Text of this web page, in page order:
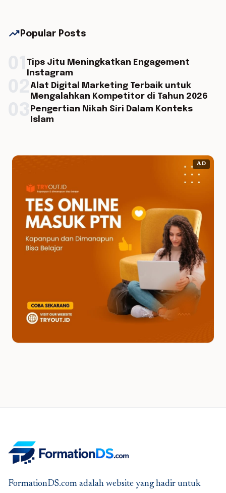
trending_up Popular Posts
Tips Jitu Meningkatkan Engagement
Instagram
Alat Digital Marketing Terbaik untuk
Mengalahkan Kompetitor di Tahun 2026
Pengertian Nikah Siri Dalam Konteks
Islam
AD
FormationDS.com adalah website yang hadir untuk